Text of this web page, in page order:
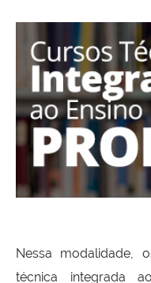
Nessa modalidade,
técnica integrada